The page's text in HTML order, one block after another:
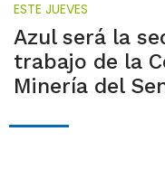
ESTE JUEVES
Azul será la
trabajo de la
Minería del